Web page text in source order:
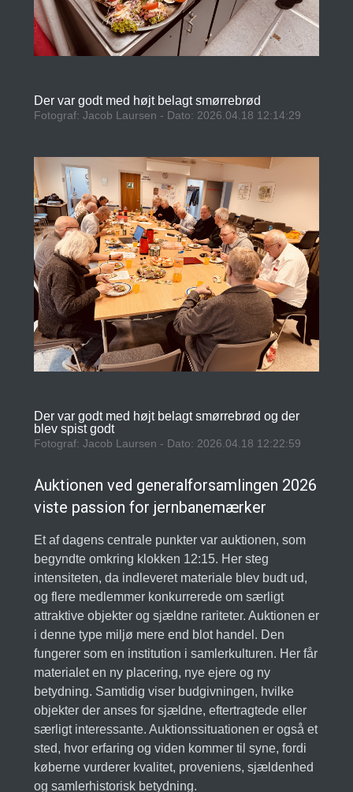
Der var godt med højt belagt smørrebrød
Fotograf: Jacob Laursen - Dato: 2026.04.18 12:14:29
Der var godt med højt belagt smørrebrød og der
blev spist godt
Fotograf: Jacob Laursen - Dato: 2026.04.18 12:22:59
Auktionen ved generalforsamlingen 2026
viste passion for jernbanemærker
Et af dagens centrale punkter var auktionen, som
begyndte omkring klokken 12:15. Her steg
intensiteten, da indleveret materiale blev budt ud,
og flere medlemmer konkurrerede om særligt
attraktive objekter og sjældne rariteter. Auktionen er
i denne type miljø mere end blot handel. Den
fungerer som en institution i samlerkulturen. Her får
materialet en ny placering, nye ejere og ny
betydning. Samtidig viser budgivningen, hvilke
objekter der anses for sjældne, eftertragtede eller
særligt interessante. Auktionssituationen er også et
sted, hvor erfaring og viden kommer til syne, fordi
køberne vurderer kvalitet, proveniens, sjældenhed
og samlerhistorisk betydning.